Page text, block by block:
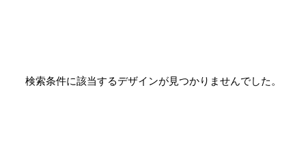
検索条件に該当するデザインが見つかりませんでした。